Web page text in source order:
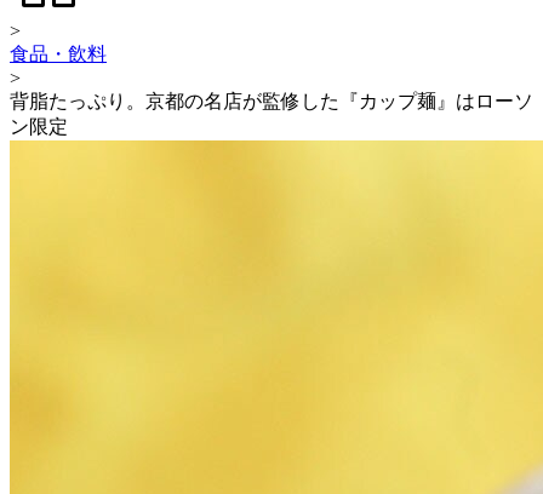
>
食品・飲料
>
背脂たっぷり。京都の名店が監修した『カップ麺』はローソ
ン限定